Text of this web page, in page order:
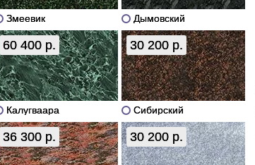
Змеевик
60 400 р.
Дымовский
30 200 р.
Калугваара
36 300 р.
Сибирский
30 200 р.